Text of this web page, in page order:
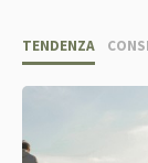
TENDENZA